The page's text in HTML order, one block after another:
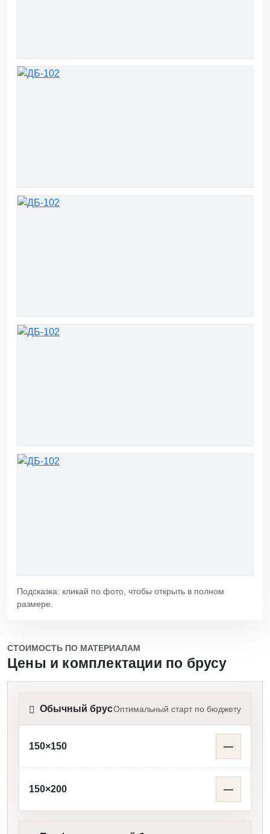
Подсказка: кликай по фото, чтобы открыть в полном
размере.
СТОИМОСТЬ ПО МАТЕРИАЛАМ
Цены и комплектации по брусу
Обычный брусОптимальный старт по бюджету
150×150 —
150×200 —